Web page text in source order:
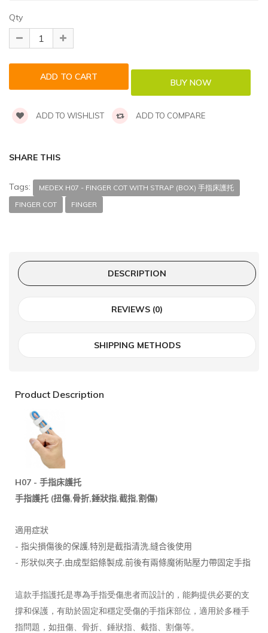
Qty
ADD TO WISHLIST ADD TO COMPARE
SHARE THIS
Tags:
MEDEX H07 - FINGER COT WITH STRAP (BOX) 手指床護托
FINGER COT
FINGER
DESCRIPTION
REVIEWS (0)
SHIPPING METHODS
Product Description
H07 - 手指床護托
手指護托 (扭傷,骨折,錘狀指,截指,割傷)
適用症狀
- 指尖損傷後的保護,特別是截指清洗,縫合後使用
- 形狀似夾子,由成型鋁條製成,前後有兩條魔術貼壓力帶固定手指
這款手指護托是專為手指受傷患者而設計的，能夠提供必要的支
撐和保護，有助於固定和穩定受傷的手指床部位，適用於多種手
指問題，如扭傷、骨折、錘狀指、截指、割傷等。